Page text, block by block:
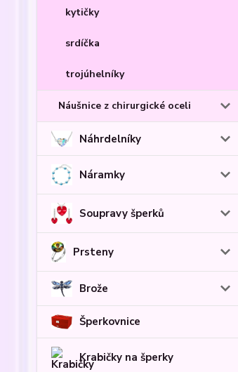
kytičky
srdíčka
trojúhelníky
Náušnice z chirurgické oceli
Náhrdelníky
Náramky
Soupravy šperků
Prsteny
Brože
Šperkovnice
Krabičky na šperky